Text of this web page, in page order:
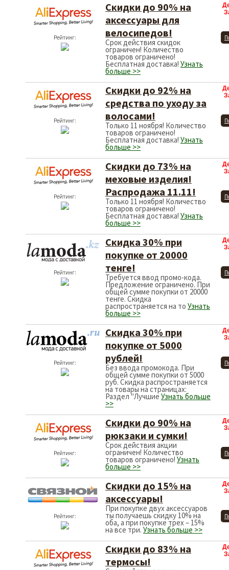
Рейтинг:
Скидки до 90% на
аксессуары для
велосипедов!
Срок действия скидок
ограничен! Количество
товаров ограничено!
Бесплатная доставка! Узнать
больше >>
Рейтинг:
Скидки до 92% на
средства по уходу за
волосами!
Только 11 ноября! Количество
товаров ограничено!
Бесплатная доставка! Узнать
больше >>
Рейтинг:
Скидки до 73% на
меховые изделия!
Распродажа 11.11!
Только 11 ноября! Количество
товаров ограничено!
Бесплатная доставка! Узнать
больше >>
Рейтинг:
Скидка 30% при
покупке от 20000
тенге!
Требуется ввод промо-кода.
Предложение ограничено. При
общей сумме покупки от 20000
тенге. Скидка
распространяется на то Узнать
больше >>
Рейтинг:
Скидка 30% при
покупке от 5000
рублей!
Без ввода промокода. При
общей сумме покупки от 5000
руб. Скидка распространяется
на товары на страницах:
Раздел "Лучшие Узнать больше
>>
Рейтинг:
Скидки до 90% на
рюкзаки и сумки!
Срок действия акции
ограничен! Количество
товаров ограничено! Узнать
больше >>
Рейтинг:
Скидки до 15% на
аксессуары!
При покупке двух аксессуаров
ты получаешь скидку 10% на
оба, а при покупке трех – 15%
на все три. Узнать больше >>
Скидки до 83% на
термосы!